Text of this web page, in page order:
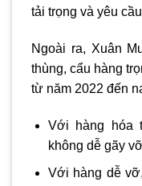
tải trọng và yêu
Ngoài ra, Xuân
thùng, cẩu hàng
từ năm 2022 đến
Với hàng hóa
không dễ gãy
Với hàng dễ